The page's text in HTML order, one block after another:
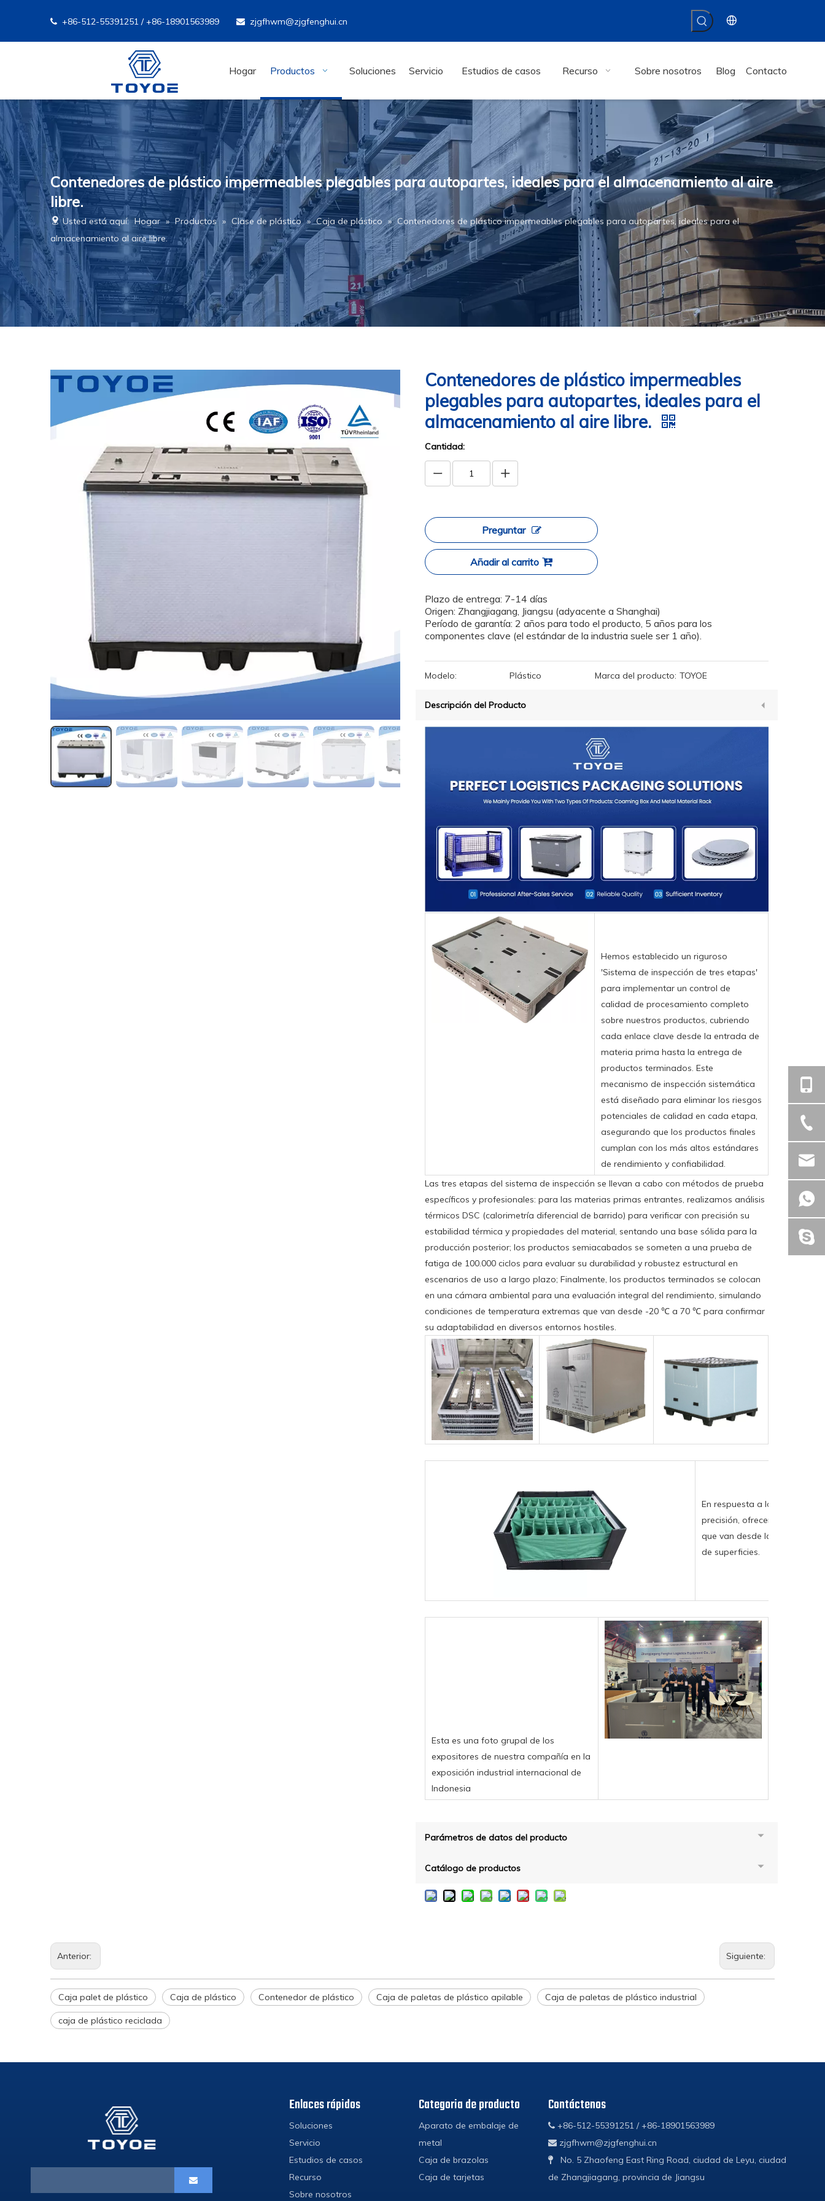
 +86-512-55391251 / +86-18901563989  zjgfhwm@zjgfenghui.cn
Hogar Productos Soluciones Servicio Estudios de casos Recurso Sobre nosotros Blog Contacto
Contenedores de plástico impermeables plegables para autopartes, ideales para el almacenamiento al aire
libre.
Usted está aquí: Hogar » Productos » Clase de plástico » Caja de plástico » Contenedores de plástico impermeables plegables para autopartes, ideales para el
almacenamiento al aire libre.
Contenedores de plástico impermeables
plegables para autopartes, ideales para el
almacenamiento al aire libre.
Cantidad:
Preguntar
Añadir al carrito
Plazo de entrega: 7-14 días
Origen: Zhangjiagang, Jiangsu (adyacente a Shanghai)
Período de garantía: 2 años para todo el producto, 5 años para los
componentes clave (el estándar de la industria suele ser 1 año).
Modelo: Plástico Marca del producto: TOYOE
Descripción del Producto
Hemos establecido un riguroso
'Sistema de inspección de tres etapas'
para implementar un control de
calidad de procesamiento completo
sobre nuestros productos, cubriendo
cada enlace clave desde la entrada de
materia prima hasta la entrega de
productos terminados. Este
mecanismo de inspección sistemática
está diseñado para eliminar los riesgos
potenciales de calidad en cada etapa,
asegurando que los productos finales
cumplan con los más altos estándares
de rendimiento y confiabilidad.
Las tres etapas del sistema de inspección se llevan a cabo con métodos de prueba
específicos y profesionales: para las materias primas entrantes, realizamos análisis
térmicos DSC (calorimetría diferencial de barrido) para verificar con precisión su
estabilidad térmica y propiedades del material, sentando una base sólida para la
producción posterior; los productos semiacabados se someten a una prueba de
fatiga de 100.000 ciclos para evaluar su durabilidad y robustez estructural en
escenarios de uso a largo plazo; Finalmente, los productos terminados se colocan
en una cámara ambiental para una evaluación integral del rendimiento, simulando
condiciones de temperatura extremas que van desde -20 ℃ a 70 ℃ para confirmar
su adaptabilidad en diversos entornos hostiles.
En respuesta a los requisitos
precisión, ofrecemos
que van desde la
de superficies.
Esta es una foto grupal de los
expositores de nuestra compañía en la
exposición industrial internacional de
Indonesia
Parámetros de datos del producto
Catálogo de productos
Anterior: Siguiente:
Caja palet de plástico Caja de plástico Contenedor de plástico Caja de paletas de plástico apilable Caja de paletas de plástico industrial
caja de plástico reciclada
Enlaces rápidos
Soluciones
Servicio
Estudios de casos
Recurso
Sobre nosotros
Categoria de producto
Aparato de embalaje de
metal
Caja de brazolas
Caja de tarjetas
Contáctenos
+86-512-55391251 / +86-18901563989
 zjgfhwm@zjgfenghui.cn

No. 5 Zhaofeng East Ring Road, ciudad de Leyu, ciudad
de Zhangjiagang, provincia de Jiangsu